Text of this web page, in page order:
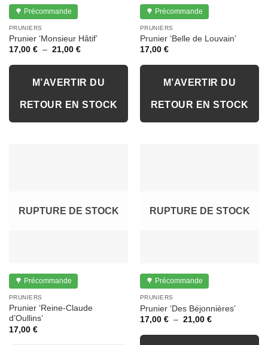
🌳 Précommande
PRUNIERS
Prunier ‘Monsieur Hâtif’
17,00 € – 21,00 €Plage
prix :
à
21,00 €
M’AVERTIR DU
RETOUR EN STOCK
🌳 Précommande
PRUNIERS
Prunier ‘Belle de Louvain’
17,00 €
M’AVERTIR DU
RETOUR EN STOCK
RUPTURE DE STOCK
🌳 Précommande
PRUNIERS
Prunier ‘Reine-Claude
d’Oullins’
17,00 €
RUPTURE DE STOCK
🌳 Précommande
PRUNIERS
Prunier ‘Des Béjonnières’
17,00 € – 21,00 €Plage
prix :